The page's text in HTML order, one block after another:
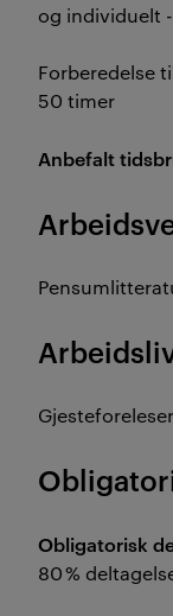
og individuelt
Forberedelse
50 timer
Anbefalt
Obligatorisk
80 %